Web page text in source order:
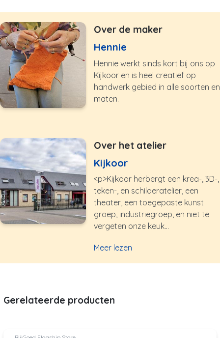
Over de maker
Hennie
Hennie werkt sinds kort bij ons op
Kijkoor en is heel creatief op
handwerk gebied in alle soorten en
maten.
Over het atelier
Kijkoor
<p>Kijkoor herbergt een krea-, 3D-,
teken-, en schilderatelier, een
theater, een toegepaste kunst
groep, industriegroep, en niet te
vergeten onze keuk...
Meer lezen
Gerelateerde producten